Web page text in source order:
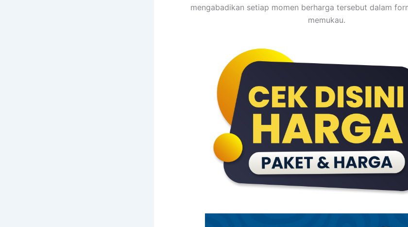
mengabadikan setiap momen berharga tersebut dalam
memukau.